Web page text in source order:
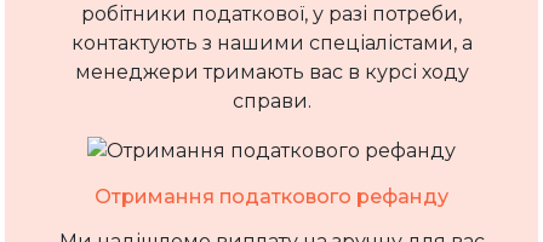
робітники податкової, у разі потреби,
контактують з нашими спеціалістами, а
менеджери тримають вас в курсі ходу
справи.
Отримання податкового рефанду